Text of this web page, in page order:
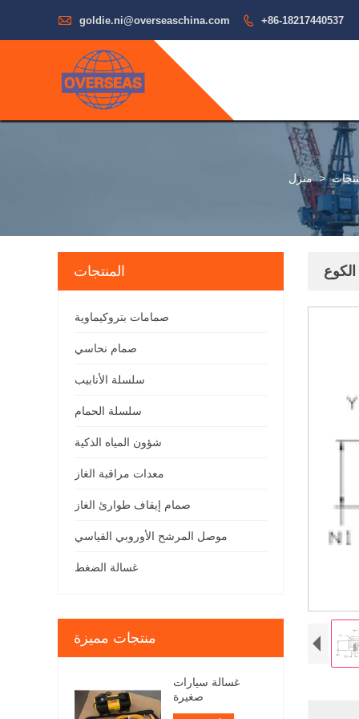
 goldie.ni@overseaschina.com  +86-18217440537
منزل >
المنتجات
صمامات بتروكيماوية
صمام نحاسي
سلسلة الأنابيب
سلسلة الحمام
شؤون المياه الذكية
معدات مراقبة الغاز
صمام إيقاف طوارئ الغاز
موصل المرشح الأوروبي القياسي
غسالة الضغط
منتجات مميزة
غسالة سيارات
صغيرة